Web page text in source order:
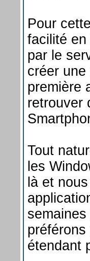
Pour
facilité
par le
créer
première
retrouver
Tout
les
là et
étendant